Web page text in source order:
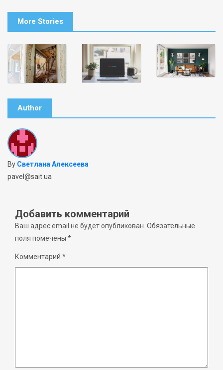
More Stories
Author
By Светлана Алексеева
pavel@sait.ua
Добавить комментарий
Ваш адрес email не будет опубликован. Обязательные
поля помечены *
Комментарий *